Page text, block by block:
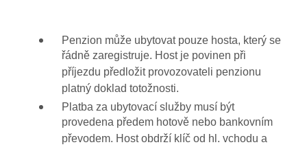
Penzion může ubytovat pouze hosta, který se
řádně zaregistruje. Host je povinen při
příjezdu předložit provozovateli penzionu
platný doklad totožnosti.
Platba za ubytovací služby musí být
provedena předem hotově nebo bankovním
převodem. Host obdrží klíč od hl. vchodu a